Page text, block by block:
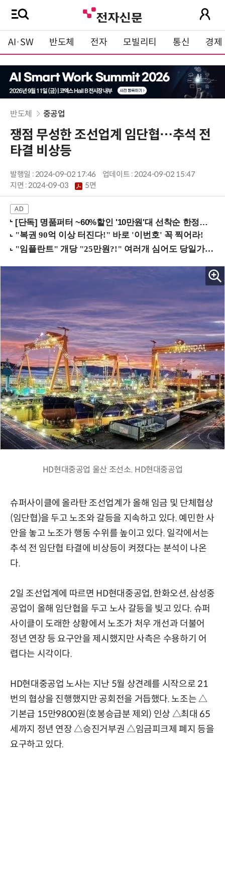
AI·SW 반도체 전자 모빌리티 통신 경제
반도체 중공업
쟁점 무성한 조선업계 임단협…추석 전
타결 비상등
발행일 : 2024-09-02 17:46
업데이트 : 2024-09-02 15:47
지면 :2024-09-03 5면
[단독] 명품퍼터 ~60%할인 '10만원'대 선착순 한정판매!
HD현대중공업 울산 조선소. HD현대중공업
슈퍼사이클에 올라탄 조선업계가 올해 임금 및 단체협상
(임단협)을 두고 노조와 갈등을 지속하고 있다. 예민한 사
안을 놓고 노조가 행동 수위를 높이고 있다. 일각에서는
추석 전 임단협 타결에 비상등이 켜졌다는 분석이 나온
다.
2일 조선업계에 따르면 HD현대중공업, 한화오션, 삼성중
공업이 올해 임단협을 두고 노사 갈등을 빚고 있다. 슈퍼
사이클이 도래한 상황에서 노조가 처우 개선과 더불어
정년 연장 등 요구안을 제시했지만 사측은 수용하기 어
렵다는 시각이다.
HD현대중공업 노사는 지난 5월 상견례를 시작으로 21
번의 협상을 진행했지만 공회전을 거듭했다. 노조는 △
기본급 15만9800원(호봉승급분 제외) 인상 △최대 65
세까지 정년 연장 △승진거부권 △임금피크제 폐지 등을
요구하고 있다.